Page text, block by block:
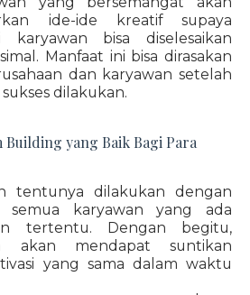
ide-ide kreatif supaya
karyawan bisa diselesaikan
Manfaat ini bisa dirasakan
dan karyawan setelah
dilakukan.
Building yang Baik Bagi Para
tentunya dilakukan dengan
semua karyawan yang ada
tertentu. Dengan begitu,
akan mendapat suntikan
yang sama dalam waktu